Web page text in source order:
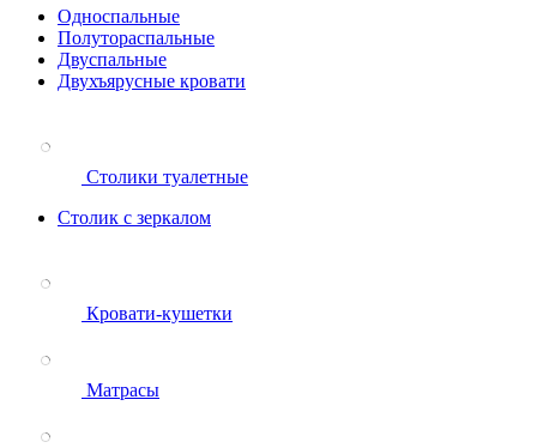
Односпальные
Полутораспальные
Двуспальные
Двухъярусные кровати
Столики туалетные
Столик с зеркалом
Кровати-кушетки
Матрасы